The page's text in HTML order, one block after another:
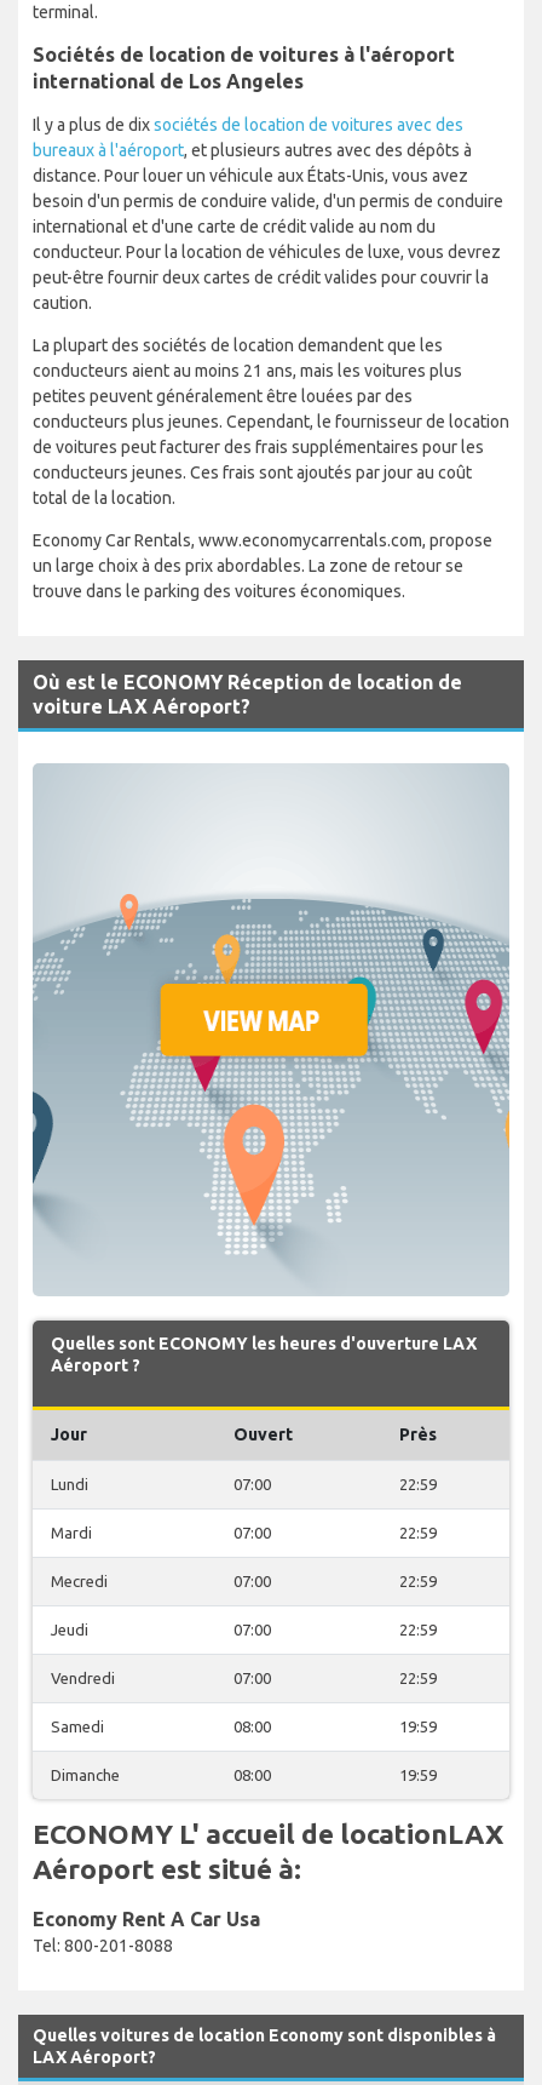
terminal.
Sociétés de location de voitures à l'aéroport
international de Los Angeles
Il y a plus de dixsociétés de location de voitures avec des
bureaux à l'aéroport, et plusieurs autres avec des dépôts à
distance. Pour louer un véhicule aux États-Unis, vous avez
besoin d'un permis de conduire valide, d'un permis de conduire
international et d'une carte de crédit valide au nom du
conducteur. Pour la location de véhicules de luxe, vous devrez
peut-être fournir deux cartes de crédit valides pour couvrir la
caution.
La plupart des sociétés de location demandent que les
conducteurs aient au moins 21 ans, mais les voitures plus
petites peuvent généralement être louées par des
conducteurs plus jeunes. Cependant, le fournisseur de location
de voitures peut facturer des frais supplémentaires pour les
conducteurs jeunes. Ces frais sont ajoutés par jour au coût
total de la location.
Economy Car Rentals, www.economycarrentals.com, propose
un large choix à des prix abordables. La zone de retour se
trouve dans le parking des voitures économiques.
Où est le ECONOMY Réception de location de
voiture LAX Aéroport?
Quelles sont ECONOMY les heures d'ouverture LAX
Aéroport ?
Jour Ouvert Près
Lundi 07:00 22:59
Mardi 07:00 22:59
Mecredi 07:00 22:59
Jeudi 07:00 22:59
Vendredi 07:00 22:59
Samedi 08:00 19:59
Dimanche 08:00 19:59
ECONOMY L' accueil de locationLAX
Aéroport est situé à:
Economy Rent A Car Usa
Tel: 800-201-8088
Quelles voitures de location Economy sont disponibles à
LAX Aéroport?